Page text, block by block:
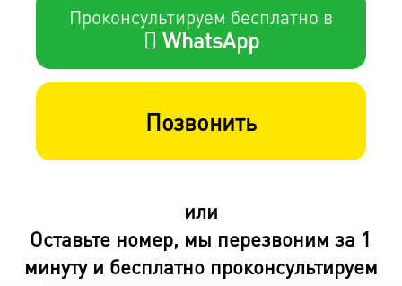
Проконсультируем бесплатно в
WhatsApp
Позвонить
или
Оставьте номер, мы перезвоним за 1
минуту и бесплатно проконсультируем